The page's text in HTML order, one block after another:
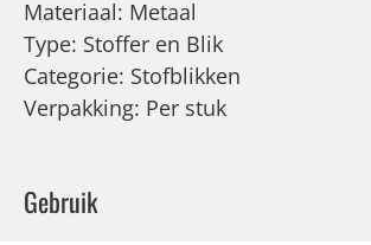
Materiaal: Metaal
Type: Stoffer en Blik
Categorie: Stofblikken
Verpakking: Per stuk
Gebruik